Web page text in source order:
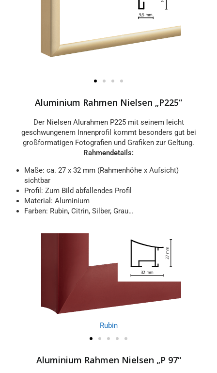
Aluminium Rahmen Nielsen „P225“
Der Nielsen Alurahmen P225 mit seinem leicht
geschwungenem Innenprofil kommt besonders gut bei
großformatigen Fotografien und Grafiken zur Geltung.
Rahmendetails:
Maße: ca. 27 x 32 mm (Rahmenhöhe x Aufsicht)
sichtbar
Profil: Zum Bild abfallendes Profil
Material: Aluminium
Farben: Rubin, Citrin, Silber, Grau…
Rubin
Aluminium Rahmen Nielsen „P 97“